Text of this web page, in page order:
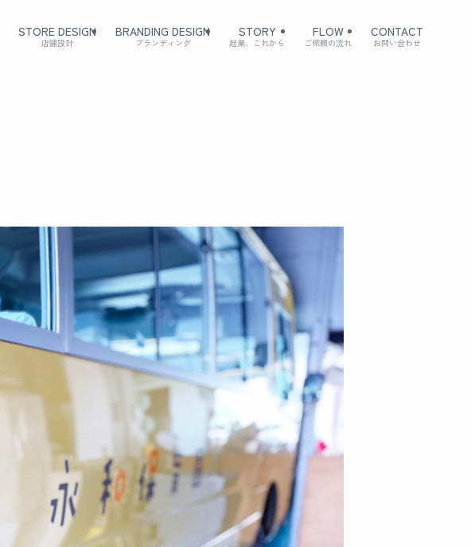
STORE DESIGN
店舗設計
BRANDING DESIGN
ブランディング
STORY
起業、これから
FLOW
ご依頼の流れ
CONTACT
お問い合わせ